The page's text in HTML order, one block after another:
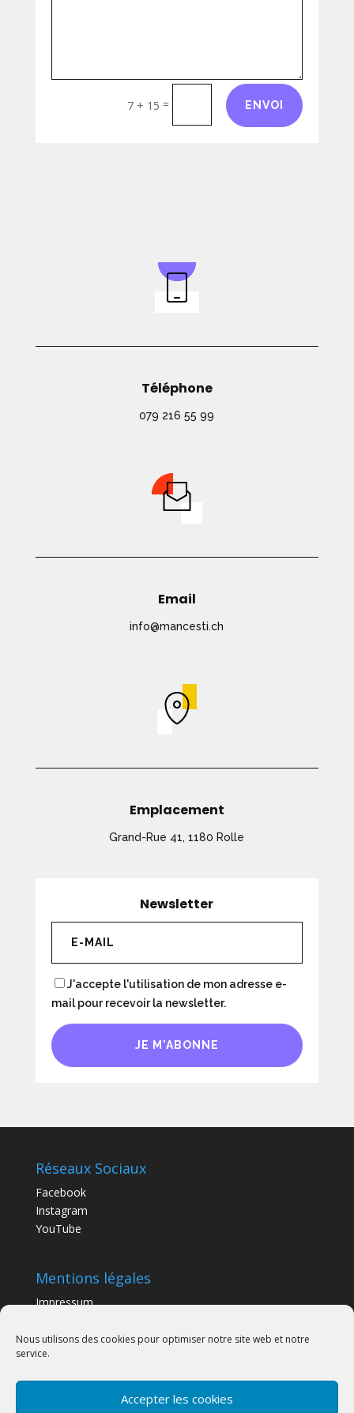
Nous utilisons des cookies pour optimiser notre site web et notre
service.
Accepter les cookies
7 + 15 = ENVOI
Téléphone
079 216 55 99
Email
info@mancesti.ch
Emplacement
Grand-Rue 41, 1180 Rolle
Newsletter
J'accepte l'utilisation de mon adresse e-
mail pour recevoir la newsletter.
JE M'ABONNE
Réseaux Sociaux
Facebook
Instagram
YouTube
Mentions légales
Impressum
Politique de Cookies
Horaires d’ouverture